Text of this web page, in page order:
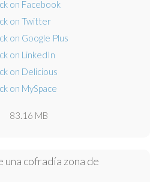
83.16 MB
una cofradía zona de